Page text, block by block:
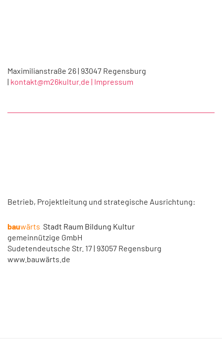
Maximilianstraße 26 | 93047 Regensburg
| kontakt@m26kultur.de | Impressum
Betrieb, Projektleitung und strategische Ausrichtung:
bauwärts Stadt Raum Bildung Kultur
gemeinnützige GmbH
Sudetendeutsche Str. 17 | 93057 Regensburg
www.bauwärts.de